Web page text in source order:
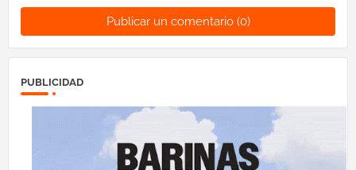
Publicar un comentario (0)
PUBLICIDAD